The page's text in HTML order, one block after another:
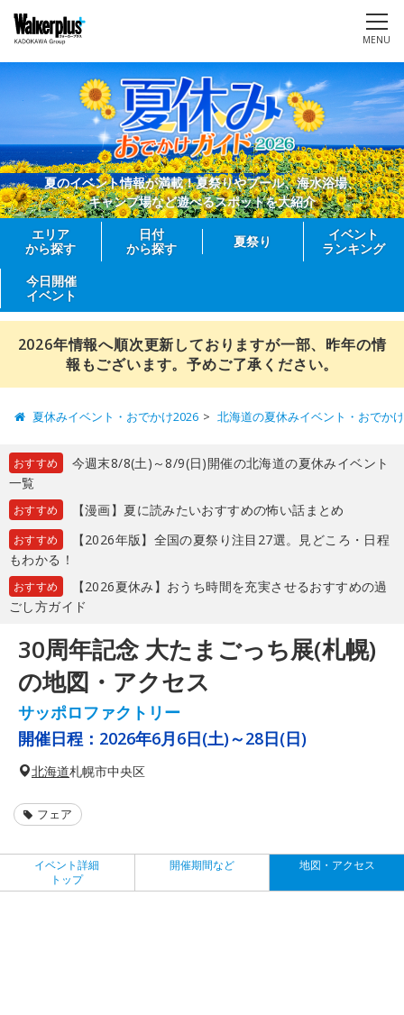
MENU
夏のイベント情報が満載！夏祭りやプール、海水浴場、
キャンプ場など遊べるスポットを大紹介
エリア
から探す
日付
から探す
夏祭り
イベント
ランキング
今日開催
イベント
2026年情報へ順次更新しておりますが一部、昨年の情
報もございます。予めご了承ください。
夏休みイベント・おでかけ2026 北海道の夏休みイベント・おでか
おすすめ
今週末8/8(土)～8/9(日)開催の北海道の夏休みイベント
一覧
おすすめ 【漫画】夏に読みたいおすすめの怖い話まとめ
おすすめ
【2026年版】全国の夏祭り注目27選。見どころ・日程
もわかる！
おすすめ
【2026夏休み】おうち時間を充実させるおすすめの過
ごし方ガイド
30周年記念 大たまごっち展(札幌)
の地図・アクセス
サッポロファクトリー
開催日程： 2026年6月6日(土)～28日(日)
北海道札幌市中央区
フェア
イベント詳細
トップ
開催期間など 地図・アクセス